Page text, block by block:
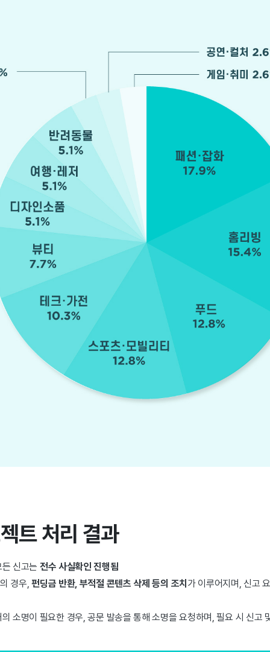
트 처리 결과
신고는 전수 사실확인 진행됨
경우,펀딩금 반환, 부적절 콘텐츠 삭제 등의 조치 가 이루어지며, 신고
소명이 필요한 경우, 공문 발송을 통해 소명을 요청하며, 필요 시 신고